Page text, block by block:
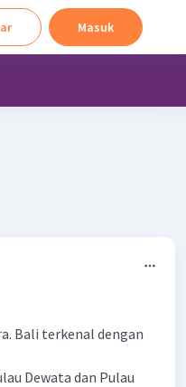
Masuk
Bali terkenal dengan
Dewata dan Pulau